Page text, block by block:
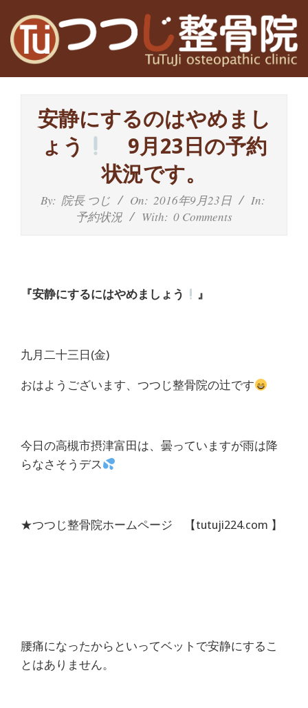
content
高
槻
富
整
肩
こ
腰
痛
坐
痛
は
安静にするのはやめまし
ょう
9月23日の予約
状況です。
By: 院長 つじ On: 2016年9月23日
In:
予約状況
With: 0 Comments
『安静にするにはやめましょう 』
九月二十三日(金)
おはようございます、つつじ整骨院の辻です
今日の高槻市摂津富田は、曇っていますが雨は降
らなさそうデス
★つつじ整骨院ホームページ 【tutuji224.com 】
腰痛になったからといってベットで安静にするこ
とはありません。